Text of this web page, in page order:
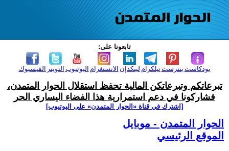
تابعونا على:
الفيسبوك التويتر اليوتيوب الانستغرام لينكدإن تيلكرامبنترست بودكاست
تبرعاتكم وتبرعاتكن المالية تحفظ استقلال الحوار المتمدن،
فشاركونا في دعم استمرارية هذا الفضاء اليساري الحر
[اشترك في قناة ‫«الحوار المتمدن» على اليوتيوب]
الحوار المتمدن - موبايل
الموقع الرئيسي